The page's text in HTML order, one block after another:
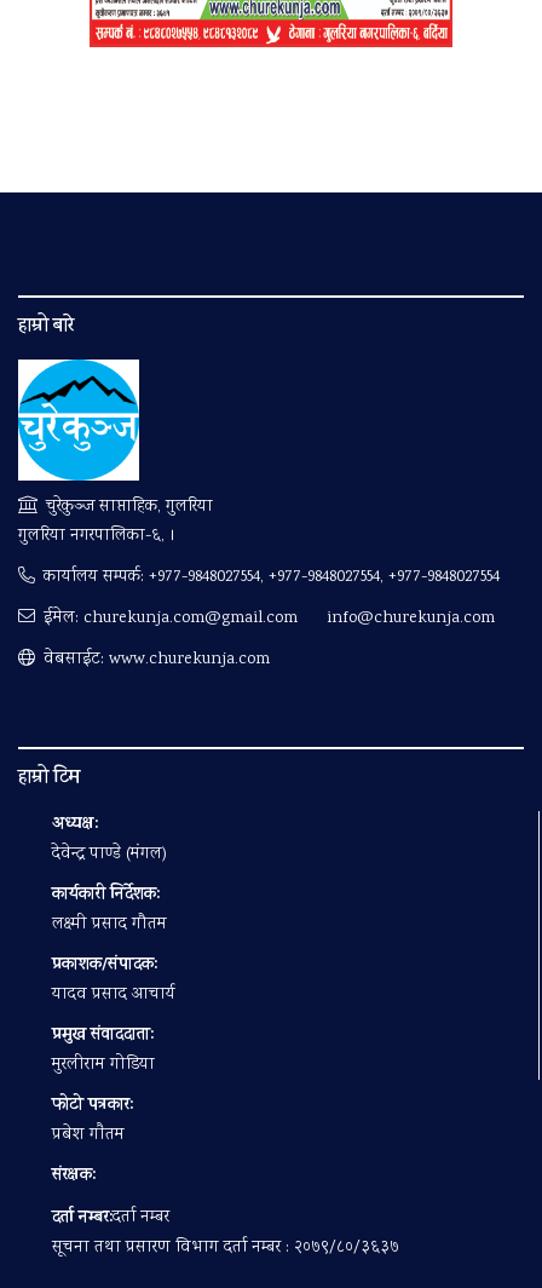
हाम्रो बारे
चुरेकुञ्ज साप्ताहिक, गुलरिया
गुलरिया नगरपालिका-६, ।
कार्यालय सम्पर्क: +977-9848027554, +977-9848027554, +977-9848027554
ईमेल: churekunja.com@gmail.com
info@churekunja.com
वेबसाईट: www.churekunja.com
हाम्रो टिम
अध्यक्ष:
देवेन्द्र पाण्डे (मंगल)
कार्यकारी निर्देशक:
लक्ष्मी प्रसाद गौतम
प्रकाशक/संपादक:
यादव प्रसाद आचार्य
प्रमुख संवाददाता:
मुरलीराम गोडिया
फोटो पत्रकार:
प्रबेश गाैतम
संरक्षक:
दर्ता नम्बर:दर्ता नम्बर
सूचना तथा प्रसारण विभाग दर्ता नम्बर : २०७९/८०/३६३७